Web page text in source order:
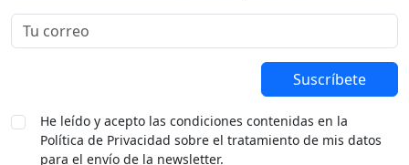
Suscríbete
He leído y acepto las condiciones contenidas en la
Política de Privacidad sobre el tratamiento de mis datos
para el envío de la newsletter.